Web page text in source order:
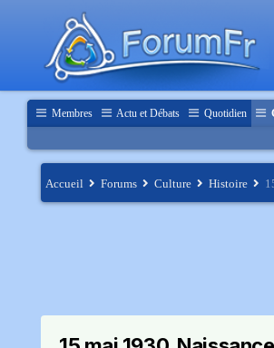
Membres Actu et Débats Quotidien
Accueil Forums Culture Histoire